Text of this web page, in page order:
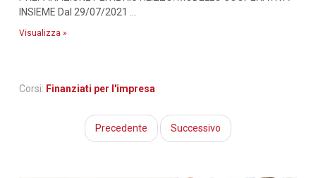
INSIEME Dal 29/07/2021 ...
Visualizza »
Corsi: Finanziati per l'impresa
Precedente Successivo